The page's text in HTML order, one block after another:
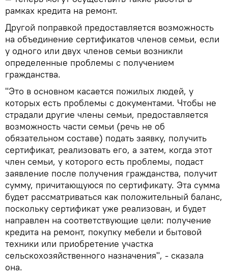
рамках кредита на ремонт.
Другой поправкой предоставляется возможность
на объединение сертификатов членов семьи, если
у одного или двух членов семьи возникли
определенные проблемы с получением
гражданства.
"Это в основном касается пожилых людей, у
которых есть проблемы с документами. Чтобы не
страдали другие члены семьи, предоставляется
возможность части семьи (речь не об
обязательном составе) подать заявку, получить
сертификат, реализовать его, а затем, когда этот
член семьи, у которого есть проблемы, подаст
заявление после получения гражданства, получит
сумму, причитающуюся по сертификату. Эта сумма
будет рассматриваться как положительный баланс,
поскольку сертификат уже реализован, и будет
направлен ​​на соответствующие цели: получение
кредита на ремонт, покупку мебели и бытовой
техники или приобретение участка
сельскохозяйственного назначения", - сказала
она.